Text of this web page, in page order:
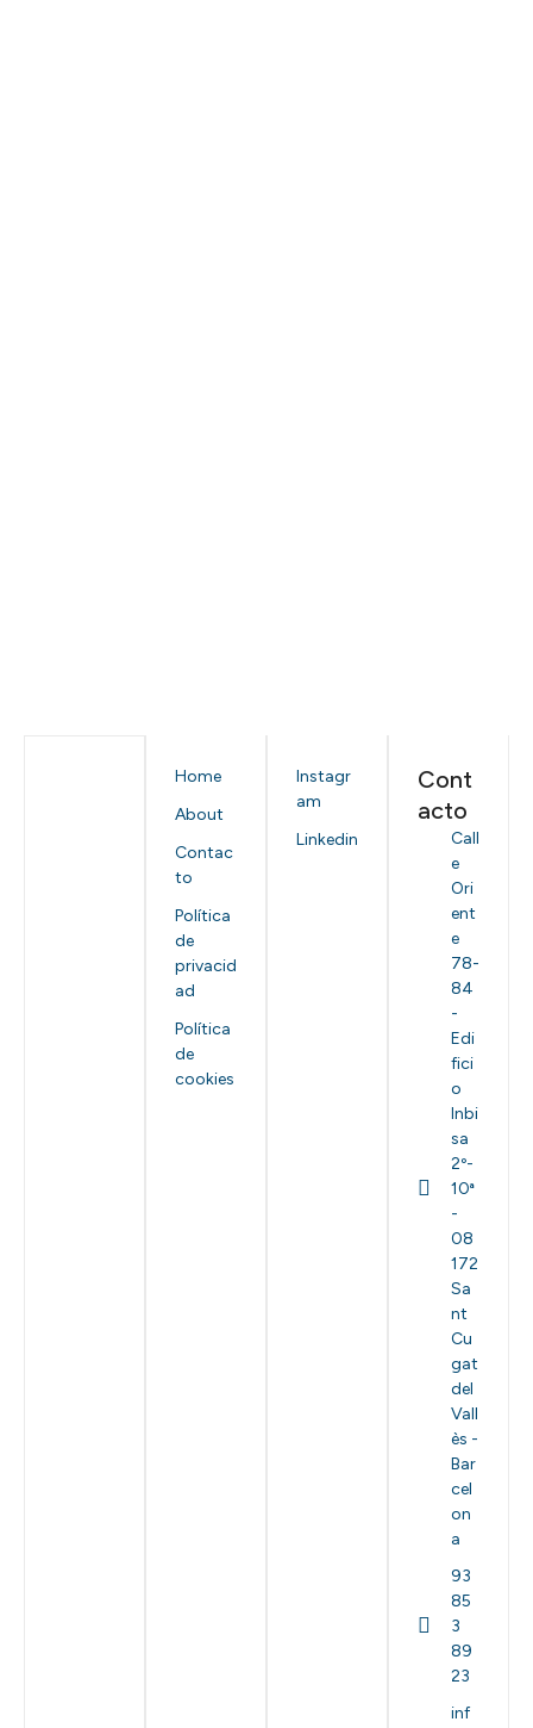
Home
About
Contac
to
Política
de
privacid
ad
Política
de
cookies
Instagr
am
Linkedin
Cont
acto
Call
e
Ori
ent
e
78-
84
-
Edi
fici
o
Inbi
sa
2º-
10ª
-
08
172
Sa
nt
Cu
gat
del
Vall
ès -
Bar
cel
on
a
93
85
3
89
23
inf